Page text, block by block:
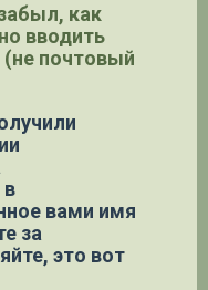
как
вводить
(не почтовый
в
вами имя
за
это вот